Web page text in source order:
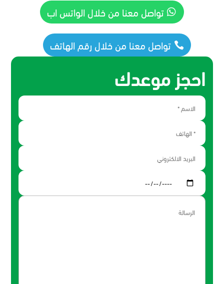
احجز موعدك
تواصل معنا من خلال الواتس اب
تواصل معنا من خلال رقم الهاتف